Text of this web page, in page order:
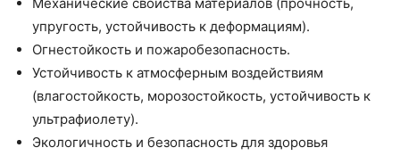
упругость, устойчивость к деформациям).
Огнестойкость и пожаробезопасность.
Устойчивость к атмосферным воздействиям
(влагостойкость, морозостойкость, устойчивость к
ультрафиолету).
Экологичность и безопасность для здоровья